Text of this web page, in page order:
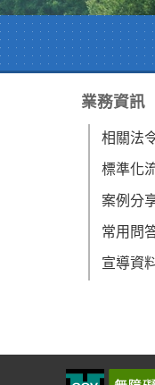
業務資訊
相關法
標準化
案例分
常用問
宣導資